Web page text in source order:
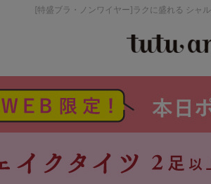
[特盛ブラ・ノンワイヤー]ラクに盛れる シャ
折り畳み パジャマ
ストッキング